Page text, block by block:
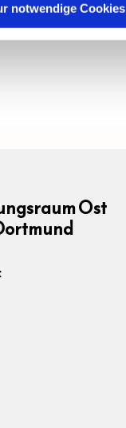
notwendige Cookies
Ost